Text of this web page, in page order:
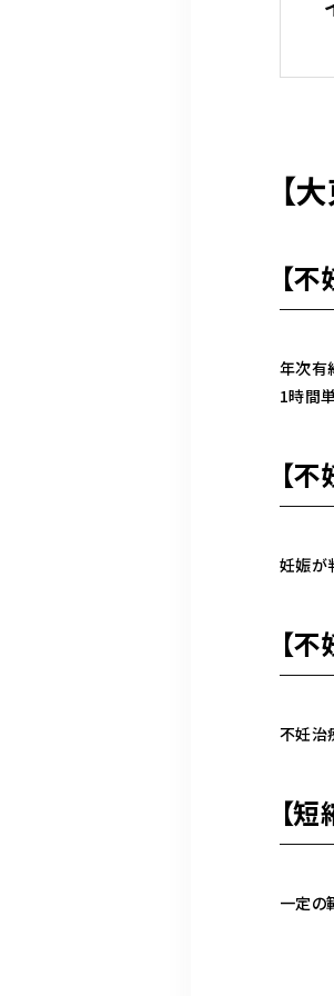
【
【
年次有
1時間
【
妊娠が
【
不妊治
【
一定の